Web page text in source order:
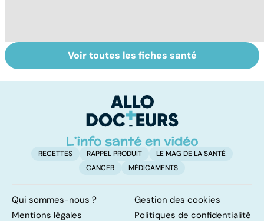
Tout savoir sur
les infections
Inflammation des
amygdales : que
d'angine ?
Voir toutes les fiches santé
RECETTES RAPPEL PRODUIT
LE MAG DE LA SANTÉ
CANCER
MÉDICAMENTS
Qui sommes-nous ?
Gestion des cookies
Mentions légales
Politiques de confidentialité